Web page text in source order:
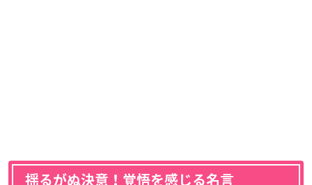
揺るがぬ決意！覚悟を感じる名言